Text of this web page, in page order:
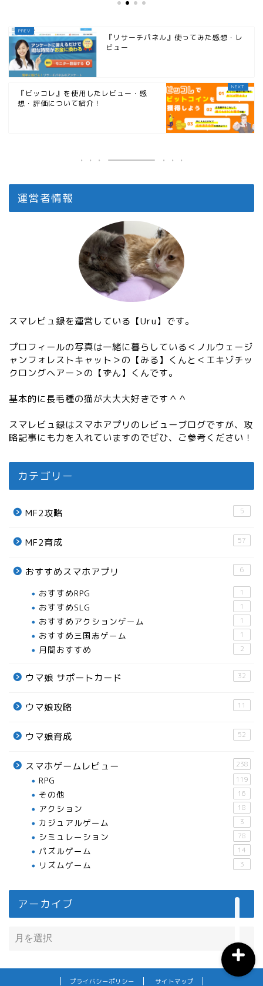
『リサーチパネル』使ってみた感想・レ
ビュー
『ビッコレ』を使用したレビュー・感
想・評価について紹介！
運営者情報
スマレビュ録を運営している【Uru】です。
プロフィールの写真は一緒に暮らしている＜ノルウェージ
ャンフォレストキャット＞の【みる】くんと＜エキゾチッ
クロングヘアー＞の【ずん】くんです。
基本的に長毛種の猫が大大大好きです＾＾
スマレビュ録はスマホアプリのレビューブログですが、攻
略記事にも力を入れていますのでぜひ、ご参考ください！
カテゴリー
MF2攻略 5
MF2育成 57
おすすめスマホアプリ 6
おすすめRPG 1
おすすめSLG 1
おすすめアクションゲーム 1
おすすめ三国志ゲーム 1
月間おすすめ 2
ウマ娘 サポートカード 32
ウマ娘攻略 11
ウマ娘育成 52
スマホゲームレビュー 238
RPG 119
その他 16
アクション 18
カジュアルゲーム 3
シミュレーション 78
パズルゲーム 14
リズムゲーム 3
アーカイブ
プライバシーポリシー サイトマップ
ウマ娘攻略